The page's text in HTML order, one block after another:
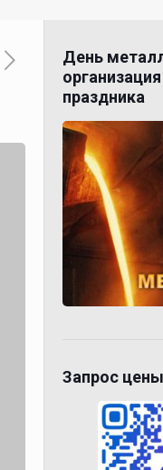
День
праздника
Запрос